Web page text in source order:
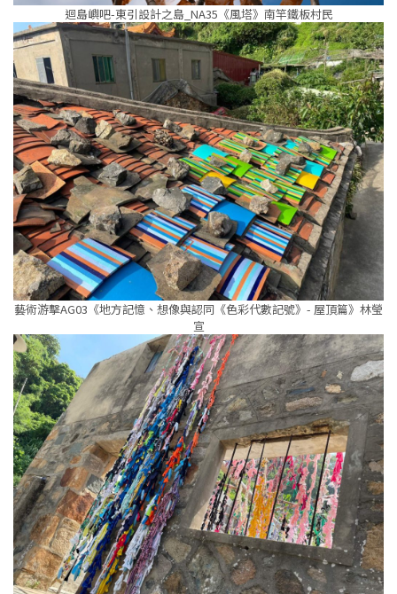
迴島嶼吧-東引設計之島_NA35《風塔》南竿鐵板村民
藝術游擊AG03《地方記憶、想像與認同《色彩代數記號》- 屋頂篇》林瑩
宣